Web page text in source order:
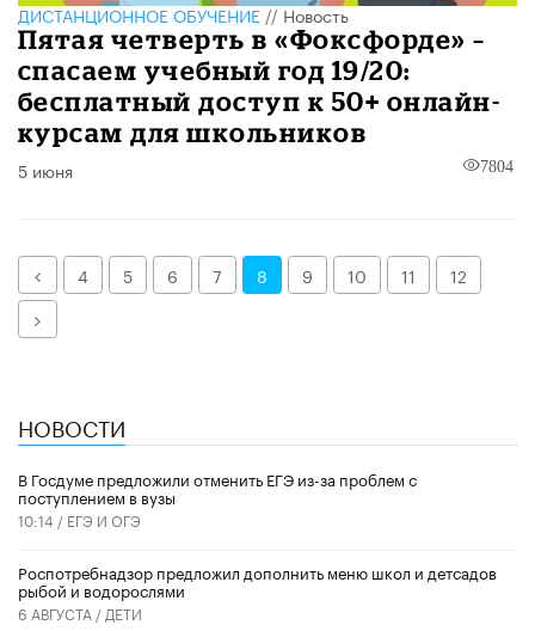
ДИСТАНЦИОННОЕ ОБУЧЕНИЕ//Новость
Пятая четверть в «Фоксфорде» –
спасаем учебный год 19/20:
бесплатный доступ к 50+ онлайн-
курсам для школьников
5 июня 7804
Назад
4 5 6 7 8 9 10 11
12
Далее
НОВОСТИ
В Госдуме предложили отменить ЕГЭ из-за проблем с
поступлением в вузы
10:14 / ЕГЭ И ОГЭ
Роспотребнадзор предложил дополнить меню школ и детсадов
рыбой и водорослями
6 АВГУСТА / ДЕТИ